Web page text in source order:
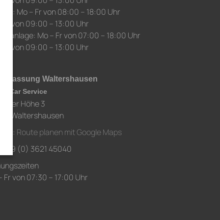
Mo – Fr von 08:00 – 18:00 Uhr
Sa von 09:00 – 13:00 Uhr
Mo – Fr von 07:00 – 18:00 Uhr
Sa von 09:00 – 13:00 Uhr
Waltershausen
Car Service
Höhe 3
Waltershausen
Route planen mit Google Maps
+49 (0) 3621 45040
Fr von 07:30 – 17:00 Uhr